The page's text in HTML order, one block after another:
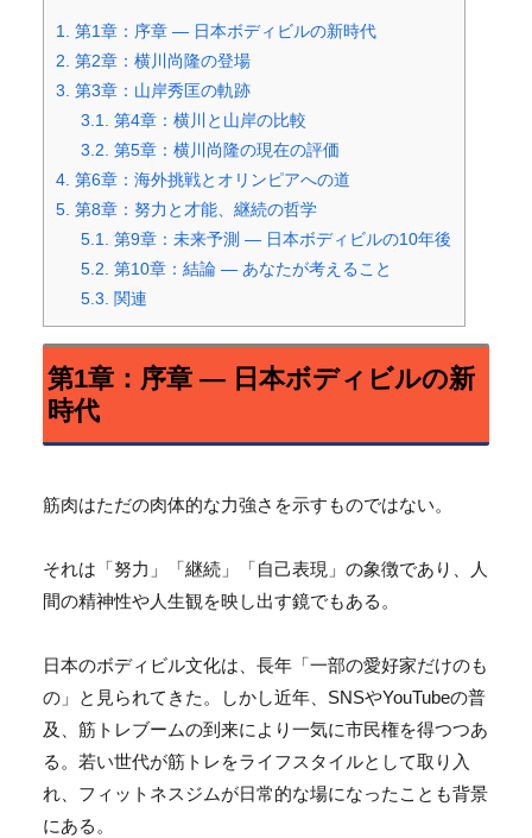
1.
第1章：序章 ― 日本ボディビルの新時代
2. 第2章：横川尚隆の登場
3. 第3章：山岸秀匡の軌跡
3.1.
第4章：横川と山岸の比較
3.2. 第5章：横川尚隆の現在の評価
4. 第6章：海外挑戦とオリンピアへの道
5. 第8章：努力と才能、継続の哲学
5.1.
第9章：未来予測 ― 日本ボディビルの10年後
5.2. 第10章：結論 ― あなたが考えること
5.3.
関連
第1章：序章 ― 日本ボディビルの新
時代
筋肉はただの肉体的な力強さを示すものではない。
それは「努力」「継続」「自己表現」の象徴であり、
人
間の精神性や人生観を映し出す鏡でもある。
日本のボディビル文化は、長年「一部の愛好家だけのも
の」
と見られてきた。しかし近年、SNSやYouTubeの普
及、 筋トレブームの到来により一気に市民権を得つつあ
る。 若い世代が筋トレをライフスタイルとして取り入
れ、 フィットネスジムが日常的な場になったことも背景
にある。